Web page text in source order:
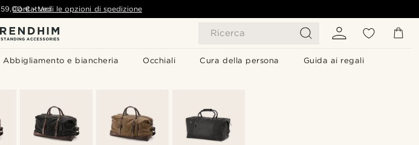
Ricerca
Abbigliamento e biancheria Occhiali Cura della persona Guida ai regali
59,00 € - Vedi le opzioni di spedizione
Contattaci